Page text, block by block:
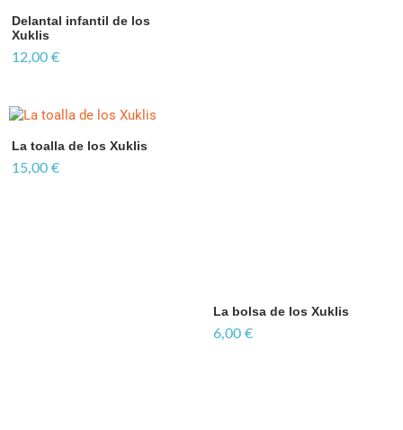
Delantal infantil de los
Xuklis
12,00€
La toalla de los Xuklis
15,00€
La bolsa de los Xuklis
6,00€